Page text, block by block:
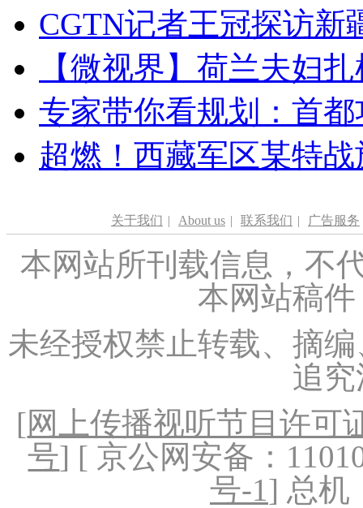
CGTN记者王冠探访新
【微视界】荷兰夫妇
专家带你看规划：首
超燃！西藏军区某特
关于我们 | About us | 联系我们 | 广告服务
本网站所刊载信息，不
本网站稿
未经授权禁止转载、摘
追
[网上传播视听节目许可
号] [ 京公网安备：
号-1] 总机